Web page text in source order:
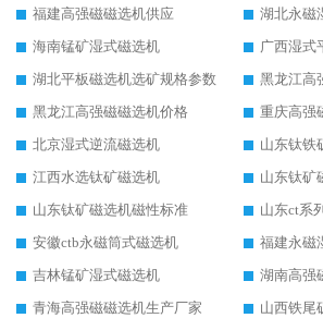
福建高强磁磁选机供应
湖北永磁
海南锰矿湿式磁选机
广西湿式
湖北平板磁选机选矿规格参数
黑龙江高
黑龙江高强磁磁选机价格
重庆高强
北京湿式逆流磁选机
山东钛铁
江西水选钛矿磁选机
山东钛矿
山东钛矿磁选机磁性标准
山东ct系
安徽ctb永磁筒式磁选机
福建永磁
吉林锰矿湿式磁选机
湖南高强
青海高强磁磁选机生产厂家
山西铁尾